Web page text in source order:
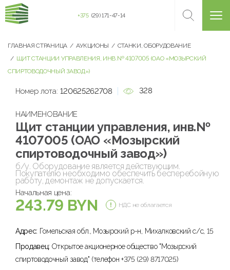
+375 (29) 171-47-14
ГЛАВНАЯ СТРАНИЦА АУКЦИОНЫ
СТАНКИ, ОБОРУДОВАНИЕ
ЩИТ СТАНЦИИ УПРАВЛЕНИЯ, ИНВ.№ 4107005 (ОАО «МОЗЫРСКИЙ
СПИРТОВОДОЧНЫЙ ЗАВОД»)
Номер лота: 120625262708 328
НАИМЕНОВАНИЕ
Щит станции управления, инв.№
4107005 (ОАО «Мозырский
спиртоводочный завод»)
б/у. Оборудование является действующим.
Покупателю необходимо обеспечить бесперебойную
работу, демонтаж не допускается.
Начальная цена:
243.79 BYN НДС не облагается
Адрес: Гомельская обл., Мозырский р-н, Михалковский с/с, 15
Продавец: Открытое акционерное общество "Мозырский
спиртоводочный завод" (телефон +375 (29) 8717025)